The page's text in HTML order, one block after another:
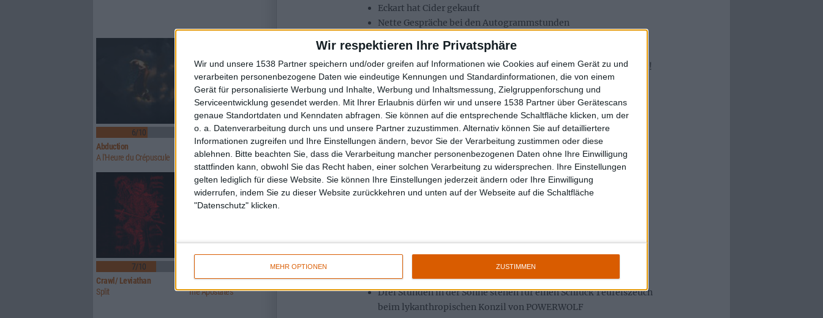
Wir respektieren Ihre Privatsphäre
Wir und unsere 1538 Partner speichern und/oder greifen auf Informationen wie Cookies auf einem Gerät zu und
verarbeiten personenbezogene Daten wie eindeutige Kennungen und Standardinformationen, die von einem
Gerät für personalisierte Werbung und Inhalte, Werbung und Inhaltsmessung, Zielgruppenforschung und
Serviceentwicklung gesendet werden.
Mit Ihrer Erlaubnis dürfen wir und unsere 1538 Partner über Gerätescans
genaue Standortdaten und Kenndaten abfragen. Sie können auf die entsprechende Schaltfläche klicken, um der
o. a. Datenverarbeitung durch uns und unsere Partner zuzustimmen. Alternativ können Sie auf detailliertere
Informationen zugreifen und Ihre Einstellungen ändern, bevor Sie der Verarbeitung zustimmen oder diese
ablehnen.
Bitte beachten Sie, dass die Verarbeitung mancher personenbezogenen Daten ohne Ihre Einwilligung
stattfinden kann, obwohl Sie das Recht haben, einer solchen Verarbeitung zu widersprechen. Ihre Einstellungen
gelten lediglich für diese Website. Sie können Ihre Einstellungen jederzeit ändern oder Ihre Einwilligung
widerrufen, indem Sie zu dieser Website zurückkehren und unten auf der Webseite auf die Schaltfläche
"Datenschutz" klicken.
MEHR OPTIONEN ZUSTIMMEN
Eckart hat Cider gekauft
Nette Gespräche bei den Autogrammstunden
Auswirkungen: Danke, Monster Rehab!
Mein Adoptiv-Camp der Dead-Rabbits-Crew. War ’ne tolle Zeit!
Flop:
Staublunge mit nach Hause gebracht
Lieblingssonnenbrille verloren
Camping zu eng und zu voll, teils wegen unnötigem Freihalten
großzügiger Flächen
Lebensmittelauswahl für alle freiwilligen Befindlichkeiten top,
aber Allergene immer noch mangelhaft direkt gekennzeichnet
mitgebrachten St. Hubertus Tropfen – Eckart schafft es drei
Tage nicht, Nachschub zu organisieren
Drei Stunden in der Sonne stehen für einen Schluck Teufelszeuch
beim lykanthropischen Konzil von POWERWOLF
6/10
Abduction
A l'Heure du Crépuscule
6/10
Above Aurora
Path To Ruin
7/10
Crawl/ Leviathan
Split
Glorior Belli
The Apostates